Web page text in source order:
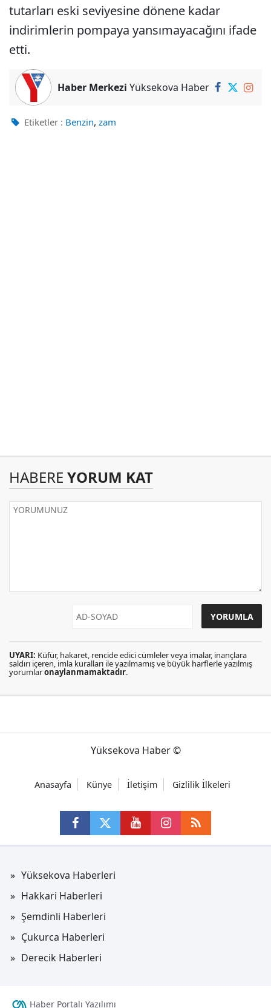
tutarları eski seviyesine dönene kadar
indirimlerin pompaya yansımayacağını ifade
etti.
Haber Merkezi Yüksekova Haber
Etiketler : Benzin, zam
HABERE YORUM KAT
UYARI: Küfür, hakaret, rencide edici cümleler veya imalar, inançlara
saldırı içeren, imla kuralları ile yazılmamış ve büyük harflerle yazılmış
yorumlaronaylanmamaktadır.
Yüksekova Haber ©
Anasayfa Künye İletişim Gizlilik İlkeleri
Yüksekova Haberleri
Hakkari Haberleri
Şemdinli Haberleri
Çukurca Haberleri
Derecik Haberleri
Haber Portalı Yazılımı